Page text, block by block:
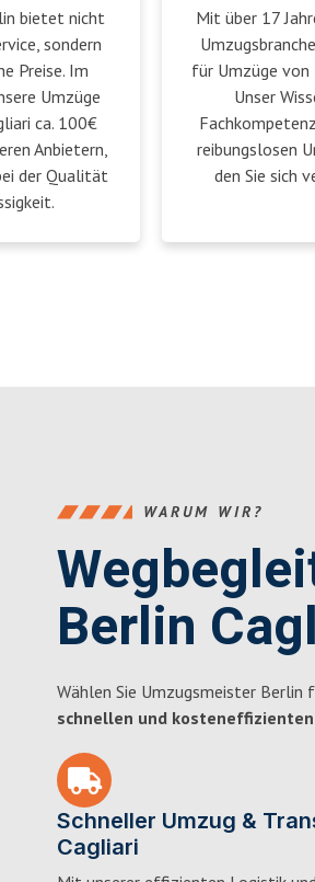
bietet nicht
sondern
Preise. Im
Umzüge
ca. 100€
Anbietern,
der Qualität
Mit über 17
für Umzüge von
Unser
reibungslosen
den Sie sich
WARUM WIR?
Berlin
Wählen Sie Umzugsmeister Berlin
schnellen und kosteneffizienten
Schneller Umzug &
Cagliari